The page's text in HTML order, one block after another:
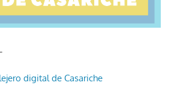
digital de Casariche